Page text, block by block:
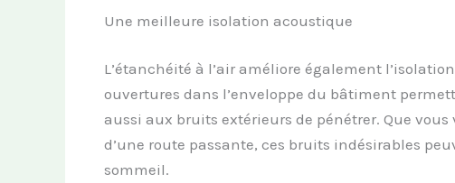
Une meilleure isolation acoustique
L’étanchéité à l’air améliore également
ouvertures dans l’enveloppe du bâtiment
aussi aux bruits extérieurs de pénétrer. Que
d’une route passante, ces bruits indésirables
sommeil.